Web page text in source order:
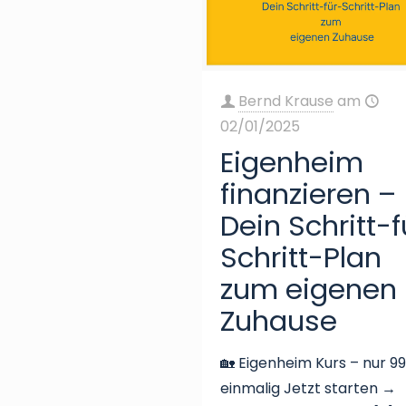
Bernd Krause am
02/01/2025
Eigenheim
finanzieren –
Dein Schritt-
Schritt-Plan
zum eigenen
Zuhause
🏡 Eigenheim Kurs – nur
einmalig Jetzt starten →